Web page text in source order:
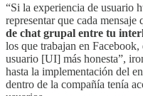
“Si la experiencia de usuario
representar que cada mensaje
de chat grupal entre tu
los que trabajan en
usuario [UI] más honesta”,
hasta la implementación del
dentro de la compañía tenía